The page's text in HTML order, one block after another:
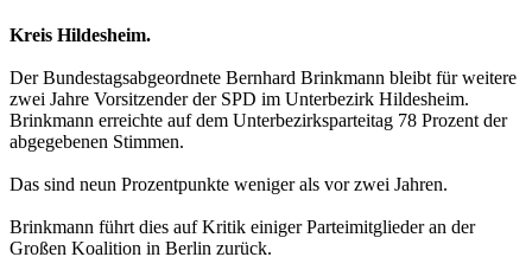
Kreis Hildesheim.
Der Bundestagsabgeordnete Bernhard Brinkmann bleibt für weitere
zwei Jahre Vorsitzender der SPD im Unterbezirk Hildesheim.
Brinkmann erreichte auf dem Unterbezirksparteitag 78 Prozent der
abgegebenen Stimmen.
Das sind neun Prozentpunkte weniger als vor zwei Jahren.
Brinkmann führt dies auf Kritik einiger Parteimitglieder an der
Großen Koalition in Berlin zurück.